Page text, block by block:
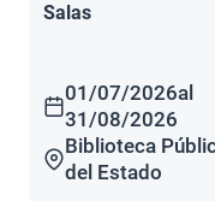
Salas
01/07/2026al
31/08/2026
Biblioteca
del Estado